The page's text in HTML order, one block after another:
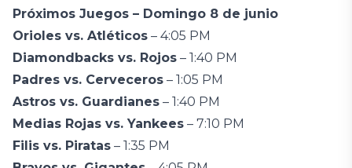
Próximos Juegos – Domingo 8 de junio
Orioles vs. Atléticos – 4:05 PM
Diamondbacks vs. Rojos – 1:40 PM
Padres vs. Cerveceros – 1:05 PM
Astros vs. Guardianes – 1:40 PM
Medias Rojas vs. Yankees – 7:10 PM
Filis vs. Piratas – 1:35 PM